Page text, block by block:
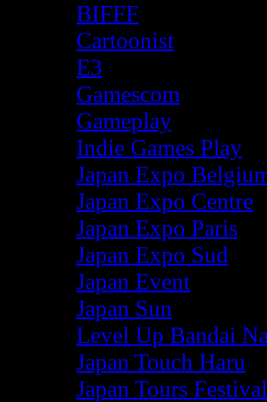
BIFFF
Cartoonist
E3
Gamescom
Gameplay
Indie Games Play
Japan Expo
Japan Expo Centre
Japan Expo Paris
Japan Expo Sud
Japan Event
Japan Sun
Level Up Bandai
Japan Touch Haru
Japan Tours Festival